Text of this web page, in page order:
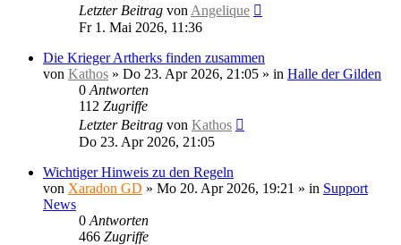
Letzter Beitrag von Angelique
Fr 1. Mai 2026, 11:36
Die Krieger Artherks finden zusammen
von Kathos » Do 23. Apr 2026, 21:05 » in Halle der Gilden
0 Antworten
112 Zugriffe
Letzter Beitrag von Kathos
Do 23. Apr 2026, 21:05
Wichtiger Hinweis zu den Regeln
von Xaradon GD » Mo 20. Apr 2026, 19:21 » in Support
News
0 Antworten
466 Zugriffe